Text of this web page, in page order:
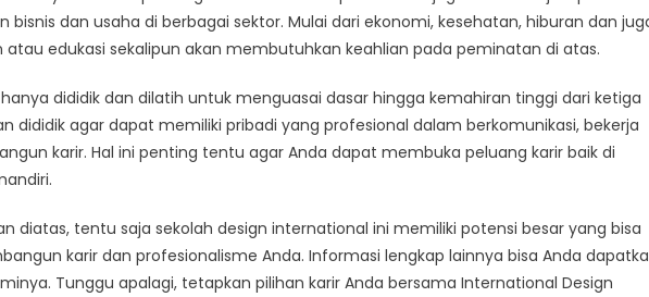
dan usaha di berbagai sektor. Mulai dari ekonomi, kesehatan, hiburan dan
edukasi sekalipun akan membutuhkan keahlian pada peminatan di atas.
dididik dan dilatih untuk menguasai dasar hingga kemahiran tinggi dari ketiga
dididik agar dapat memiliki pribadi yang profesional dalam berkomunikasi, bekerja
karir. Hal ini penting tentu agar Anda dapat membuka peluang karir baik di
diatas, tentu saja sekolah design international ini memiliki potensi besar yang bisa
karir dan profesionalisme Anda. Informasi lengkap lainnya bisa Anda
Tunggu apalagi, tetapkan pilihan karir Anda bersama International Design